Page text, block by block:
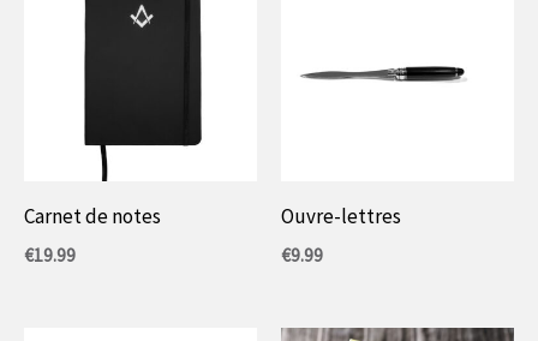
Carnet de notes
€19.99
Ouvre-lettres
€9.99